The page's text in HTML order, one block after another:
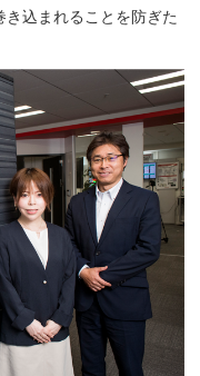
込まれることを防ぎた